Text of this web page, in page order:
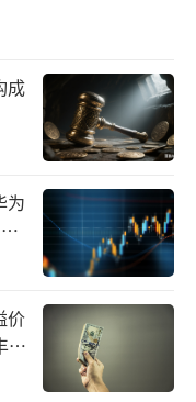
示，每天7:40
内容涵盖接待礼
需求）、产品搭
”组合）、厂家
的前期拉动。
感觉’，遇到顾
有标准化的方
客回头率明显高
化采购能力则
难题。“之前厂
成
为
价
、